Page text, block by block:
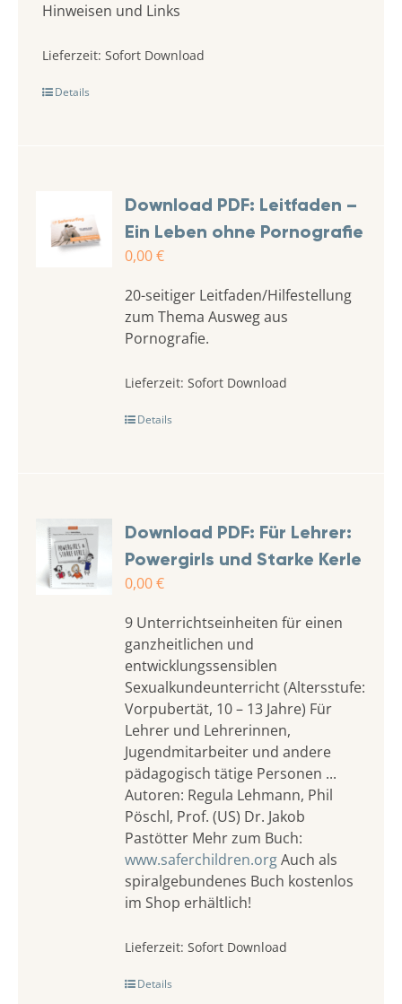
Hinweisen und Links
Lieferzeit:Sofort Download
Details
Download PDF: Leitfaden –
Ein Leben ohne Pornografie
0,00€
20-seitiger Leitfaden/Hilfestellung
zum Thema Ausweg aus
Pornografie.
Lieferzeit:Sofort Download
Details
Download PDF: Für Lehrer:
Powergirls und Starke Kerle
0,00€
9 Unterrichtseinheiten für einen
ganzheitlichen und
entwicklungssensiblen
Sexualkundeunterricht (Altersstufe:
Vorpubertät, 10 – 13 Jahre) Für
Lehrer und Lehrerinnen,
Jugendmitarbeiter und andere
pädagogisch tätige Personen ...
Autoren: Regula Lehmann, Phil
Pöschl, Prof. (US) Dr. Jakob
Pastötter Mehr zum Buch:
www.saferchildren.orgAuch als
spiralgebundenes Buch kostenlos
im Shop erhältlich!
Lieferzeit:Sofort Download
Details